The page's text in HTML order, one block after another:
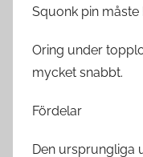
Squonk pin måste
Oring under
mycket snabbt.
Fördelar
Den ursprungliga